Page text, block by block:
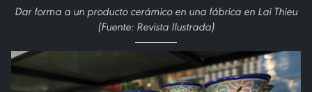
Dar forma a un producto cerámico en una fábrica en Lai Thieu
(Fuente: Revista Ilustrada)